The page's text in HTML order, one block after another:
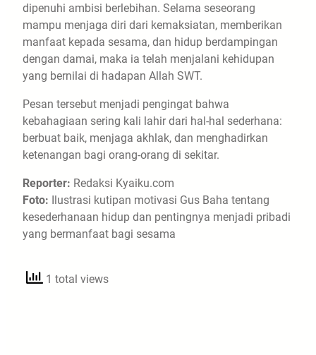
dipenuhi ambisi berlebihan. Selama seseorang
mampu menjaga diri dari kemaksiatan, memberikan
manfaat kepada sesama, dan hidup berdampingan
dengan damai, maka ia telah menjalani kehidupan
yang bernilai di hadapan Allah SWT.
Pesan tersebut menjadi pengingat bahwa
kebahagiaan sering kali lahir dari hal-hal sederhana:
berbuat baik, menjaga akhlak, dan menghadirkan
ketenangan bagi orang-orang di sekitar.
Reporter: Redaksi Kyaiku.com
Foto: Ilustrasi kutipan motivasi Gus Baha tentang
kesederhanaan hidup dan pentingnya menjadi pribadi
yang bermanfaat bagi sesama
1 total views